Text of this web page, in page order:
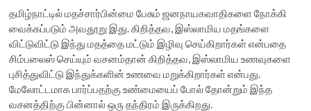
தமிழ்நாட்டில் மதச்சார்பின்மை பேசும் ஜனநாயகவாதிகளை நோக்கி
வைக்கப்படும் அவதூறு இது. கிறித்தவ, இஸ்லாமிய மதங்களை
விட்டுவிட்டு இந்து மதத்தை மட்டும் இழிவு செய்கிறார்கள் என்பதை
சிம்பலைஸ் செய்யும் வசனம்தான் கிறித்தவ, இஸ்லாமிய உணவுகளை
புசித்துவிட்டு இந்துக்களின் உணவை மறுக்கிறார்கள் என்பது.
மேலோட்டமாக பார்ப்பதற்கு உண்மையைப் போல் தோன்றும் இந்த
வசனத்திற்கு பின்னால் ஒரு தந்திரம் இருக்கிறது.